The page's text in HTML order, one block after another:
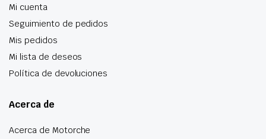
Mi cuenta
Seguimiento de pedidos
Mis pedidos
Mi lista de deseos
Política de devoluciones
Acerca de
Acerca de Motorche